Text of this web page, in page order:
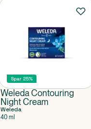
Spar 25%
Weleda Contouring
Night Cream
Weleda
40 ml